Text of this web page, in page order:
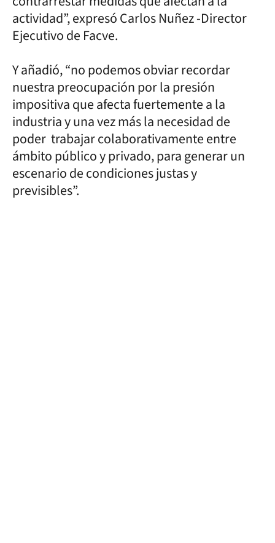
actividad”, expresó Carlos Nuñez -Director
Ejecutivo de Facve.
Y añadió, “no podemos obviar recordar
nuestra preocupación por la presión
impositiva que afecta fuertemente a la
industria y una vez más la necesidad de
poder trabajar colaborativamente entre
ámbito público y privado, para generar un
escenario de condiciones justas y
previsibles”.